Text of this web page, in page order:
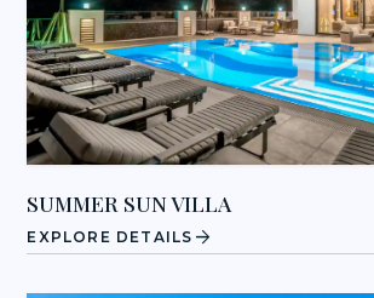
SUMMER SUN VILLA
EXPLORE DETAILS arrow_forward